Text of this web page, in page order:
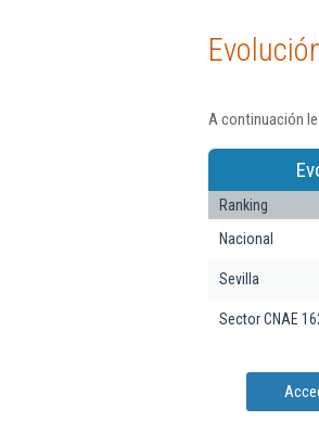
A continuación
Ranking
Nacional
Sevilla
Sector CNAE